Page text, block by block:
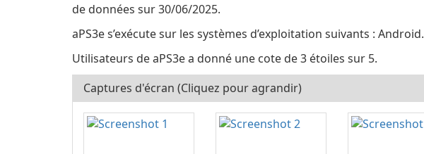
de données sur 30/06/2025.
aPS3e s’exécute sur les systèmes d’exploitation suivants : Android.
Utilisateurs de aPS3e a donné une cote de 3 étoiles sur 5.
Captures d'écran (Cliquez pour agrandir)